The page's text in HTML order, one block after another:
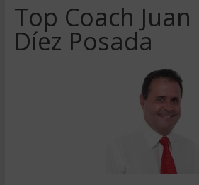
Top Coach
Díez Posada